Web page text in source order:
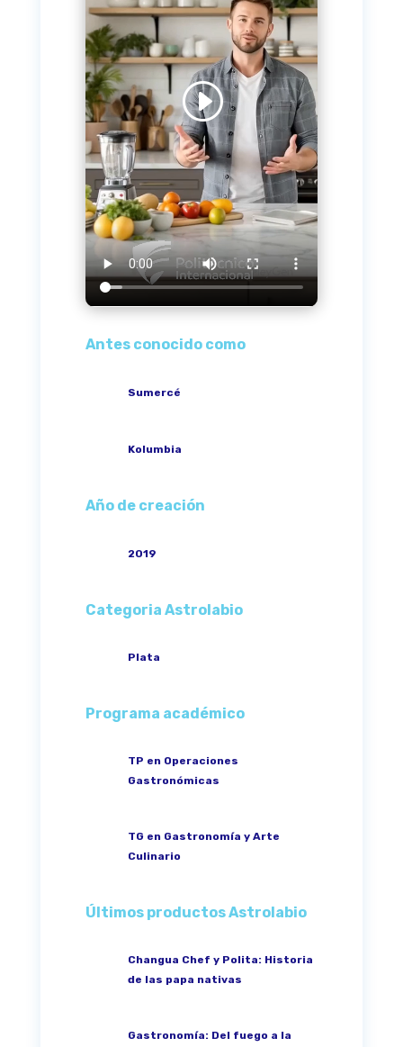
Antes conocido como
Sumercé
Kolumbia
Año de creación
2019
Categoria Astrolabio
Plata
Programa académico
TP en Operaciones
Gastronómicas
TG en Gastronomía y Arte
Culinario
Últimos productos Astrolabio
Changua Chef y Polita: Historia
de las papa nativas
Gastronomía: Del fuego a la